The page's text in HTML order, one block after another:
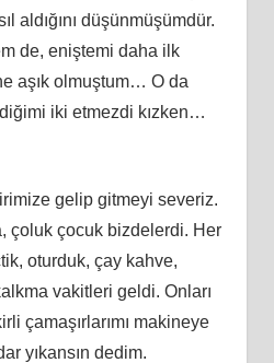
aldığını düşünmüşümdür.
de, eniştemi daha ilk
aşık olmuştum… O da
iki etmezdi kızken…
gelip gitmeyi severiz.
çoluk çocuk bizdelerdi. Her
oturduk, çay kahve,
vakitleri geldi. Onları
çamaşırlarımı makineye
yıkansın dedim.